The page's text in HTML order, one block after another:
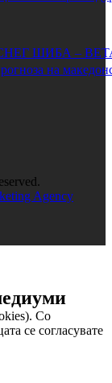
ШИБА –
на
Agency
Со
се согласувате